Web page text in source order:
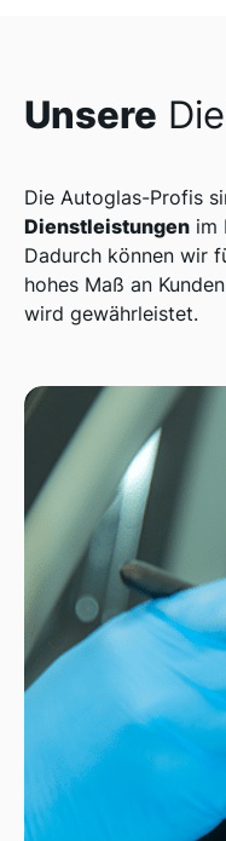
Unsere
Die Autoglas-Profis
Dienstleistungen im
Dadurch können wir
hohes Maß an
wird gewährleistet.